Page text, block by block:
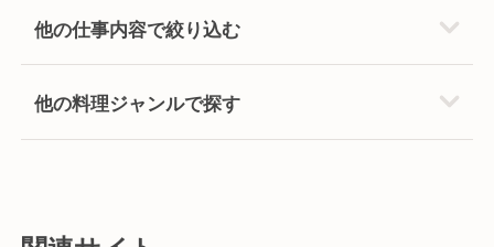
他の仕事内容で絞り込む
他の料理ジャンルで探す